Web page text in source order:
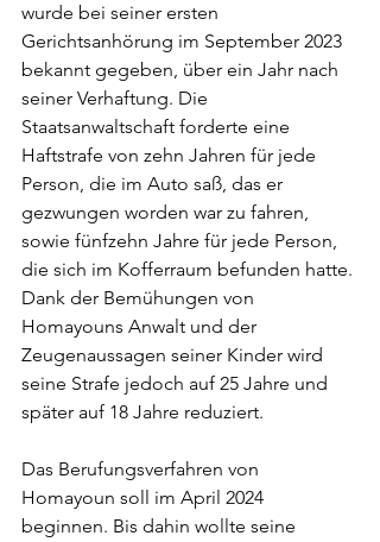
wurde bei seiner ersten
Gerichtsanhörung im September 2023
bekannt gegeben, über ein Jahr nach
seiner Verhaftung. Die
Staatsanwaltschaft forderte eine
Haftstrafe von zehn Jahren für jede
Person, die im Auto saß, das er
gezwungen worden war zu fahren,
sowie fünfzehn Jahre für jede Person,
die sich im Kofferraum befunden hatte.
Dank der Bemühungen von
Homayouns Anwalt und der
Zeugenaussagen seiner Kinder wird
seine Strafe jedoch auf 25 Jahre und
später auf 18 Jahre reduziert.
Das Berufungsverfahren von
Homayoun soll im April 2024
beginnen. Bis dahin wollte seine